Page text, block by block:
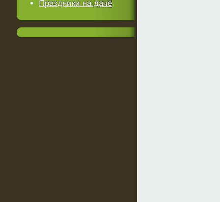
Праздники на даче